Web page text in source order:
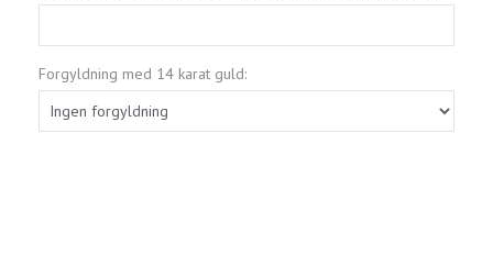
Forgyldning med 14 karat guld: